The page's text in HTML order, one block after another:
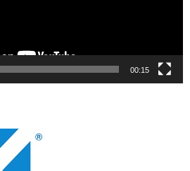
00:15